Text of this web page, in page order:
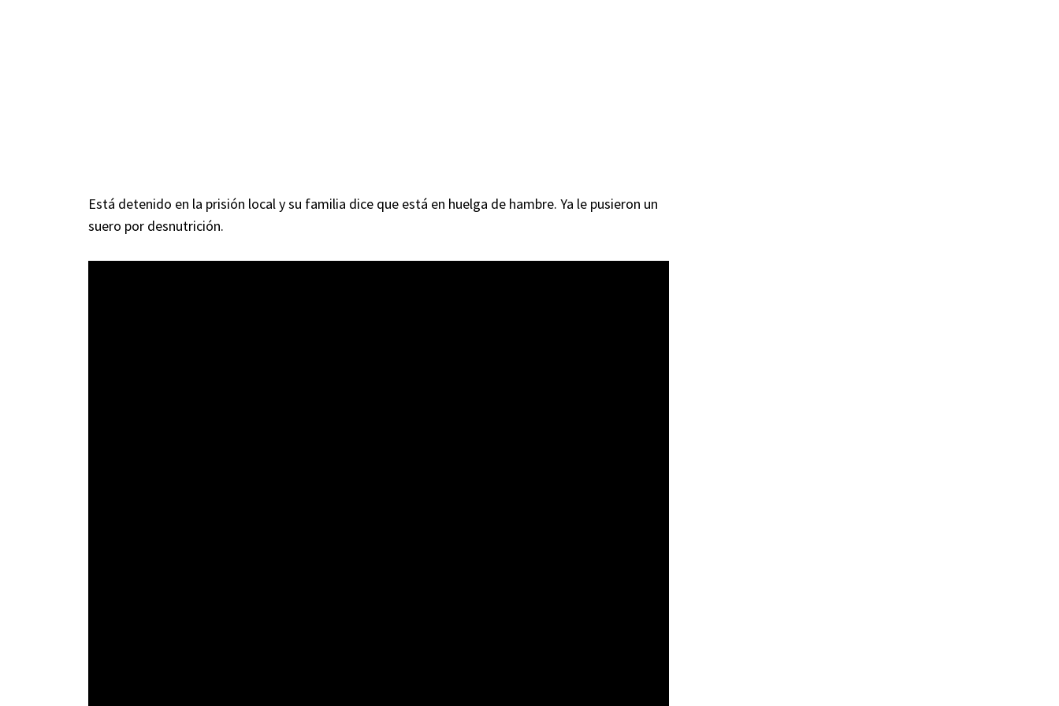
Está detenido en la prisión local y su familia dice que está en huelga de hambre. Ya le pusieron un
suero por desnutrición.